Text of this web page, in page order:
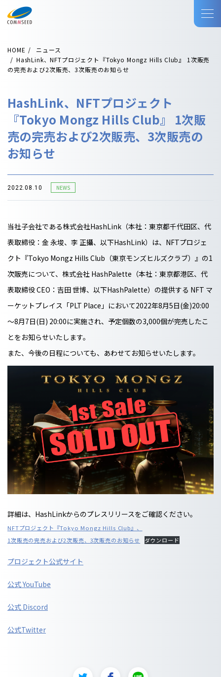
HOME
ニュース
HashLink、NFTプロジェクト『Tokyo Mongz Hills Club』 1次販売
の完売および2次販売、3次販売のお知らせ
HashLink、NFTプロジェクト
『Tokyo Mongz Hills Club』 1次販
売の完売および2次販売、3次販売の
お知らせ
2022.08.10 NEWS
当社子会社である株式会社HashLink（本社：東京都千代田区、代
表取締役：金 永埈、李 正攝、以下HashLink）は、NFTプロジェ
クト『Tokyo Mongz Hills Club（東京モンズヒルズクラブ）』の1
次販売について、株式会社 HashPalette（本社：東京都港区、代
表取締役 CEO：吉田 世博、以下HashPalette）の提供する NFT マ
ーケットプレイス「PLT Place」において2022年8月5日(金)20:00
～8月7日(日) 20:00に実施され、予定個数の3,000個が完売したこ
とをお知らせいたします。
また、今後の日程についても、あわせてお知らせいたします。
詳細は、HashLinkからのプレスリリースをご確認ください。
NFTプロジェクト『Tokyo Mongz Hills Club』、
1次販売の完売および2次販売、3次販売のお知らせ
ダウンロード
プロジェクト公式サイト
公式 YouTube
公式 Discord
公式Twitter